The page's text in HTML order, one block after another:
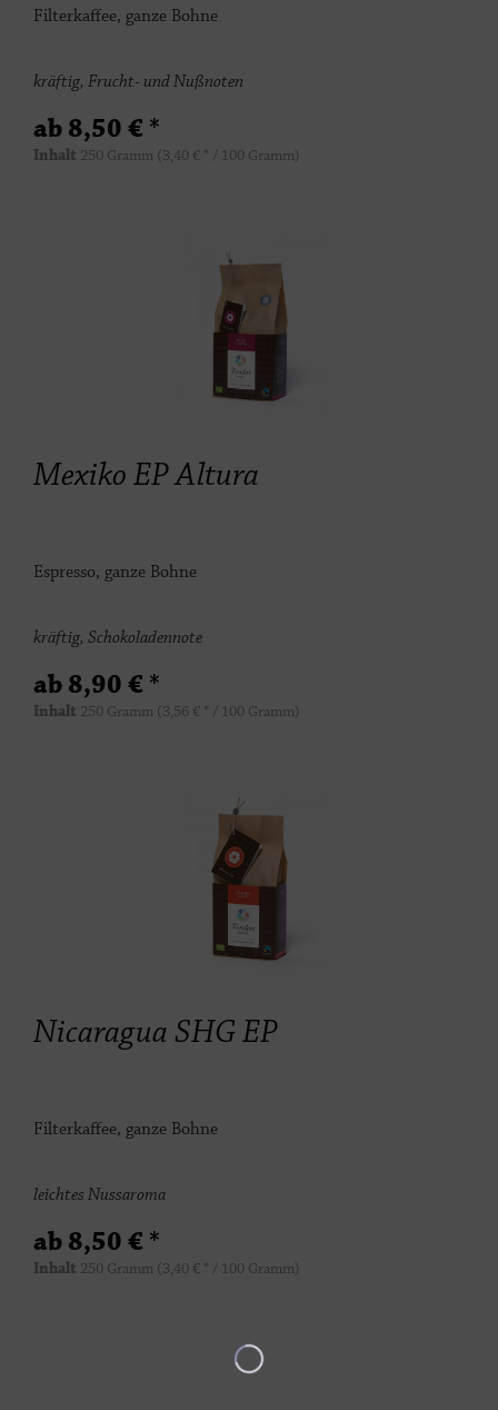
Filterkaffee, ganze Bohne
kräftig, Frucht- und Nußnoten
ab 8,50 € *
Inhalt 250 Gramm (3,40 € * / 100 Gramm)
Mexiko EP Altura
Espresso, ganze Bohne
kräftig, Schokoladennote
ab 8,90 € *
Inhalt 250 Gramm (3,56 € * / 100 Gramm)
Nicaragua SHG EP
Filterkaffee, ganze Bohne
leichtes Nussaroma
ab 8,50 € *
Inhalt 250 Gramm (3,40 € * / 100 Gramm)